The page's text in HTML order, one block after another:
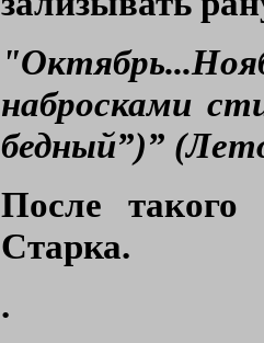
набросками
бедный”)”
После такого
Старка.
.